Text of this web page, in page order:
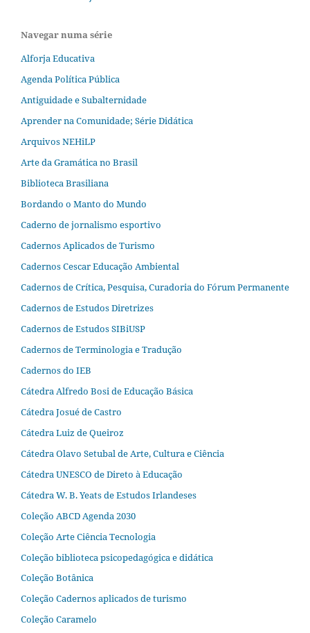
Navegar numa série
Alforja Educativa
Agenda Política Pública
Antiguidade e Subalternidade
Aprender na Comunidade; Série Didática
Arquivos NEHiLP
Arte da Gramática no Brasil
Biblioteca Brasiliana
Bordando o Manto do Mundo
Caderno de jornalismo esportivo
Cadernos Aplicados de Turismo
Cadernos Cescar Educação Ambiental
Cadernos de Crítica, Pesquisa, Curadoria do Fórum Permanente
Cadernos de Estudos Diretrizes
Cadernos de Estudos SIBiUSP
Cadernos de Terminologia e Tradução
Cadernos do IEB
Cátedra Alfredo Bosi de Educação Básica
Cátedra Josué de Castro
Cátedra Luiz de Queiroz
Cátedra Olavo Setubal de Arte, Cultura e Ciência
Cátedra UNESCO de Direto à Educação
Cátedra W. B. Yeats de Estudos Irlandeses
Coleção ABCD Agenda 2030
Coleção Arte Ciência Tecnologia
Coleção biblioteca psicopedagógica e didática
Coleção Botânica
Coleção Cadernos aplicados de turismo
Coleção Caramelo